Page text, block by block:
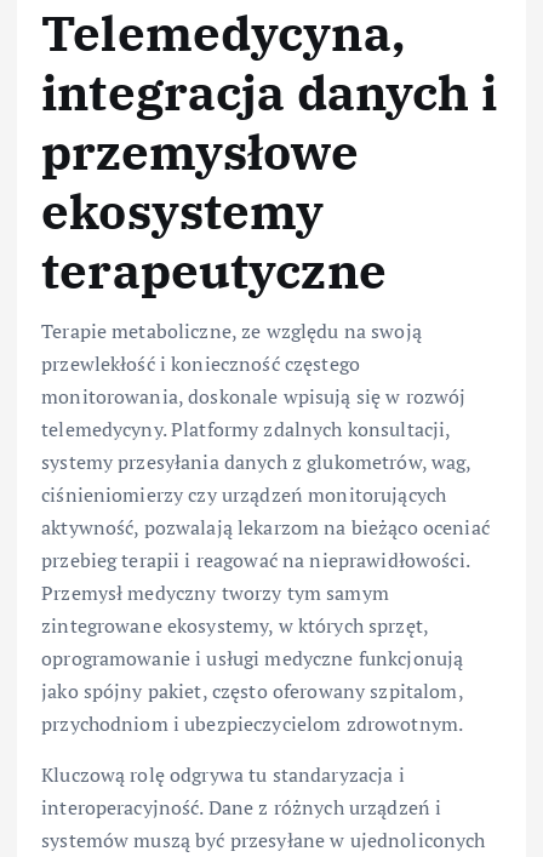
Telemedycyna,
integracja danych i
przemysłowe
ekosystemy
terapeutyczne
Terapie metaboliczne, ze względu na swoją
przewlekłość i konieczność częstego
monitorowania, doskonale wpisują się w rozwój
telemedycyny. Platformy zdalnych konsultacji,
systemy przesyłania danych z glukometrów, wag,
ciśnieniomierzy czy urządzeń monitorujących
aktywność, pozwalają lekarzom na bieżąco oceniać
przebieg terapii i reagować na nieprawidłowości.
Przemysł medyczny tworzy tym samym
zintegrowane ekosystemy, w których sprzęt,
oprogramowanie i usługi medyczne funkcjonują
jako spójny pakiet, często oferowany szpitalom,
przychodniom i ubezpieczycielom zdrowotnym.
Kluczową rolę odgrywa tu standaryzacja i
interoperacyjność. Dane z różnych urządzeń i
systemów muszą być przesyłane w ujednoliconych